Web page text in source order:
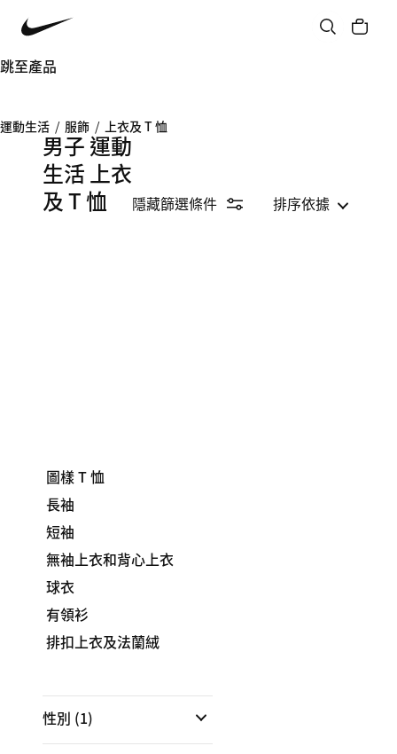
跳至產品
運動生活 / 服飾 / 上衣及 T 恤
男子 運動
生活 上衣
及 T 恤
隱藏篩選條件 排序依據
圖樣 T 恤
長袖
短袖
無袖上衣和背心上衣
球衣
有領衫
排扣上衣及法蘭絨
性別 (1)